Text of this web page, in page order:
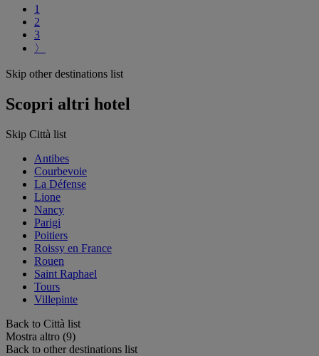
1
2
3
〉
Skip other destinations list
Scopri altri hotel
Skip Città list
Antibes
Courbevoie
La Défense
Lione
Nancy
Parigi
Poitiers
Roissy en France
Rouen
Saint Raphael
Tours
Villepinte
Back to Città list
Mostra altro (9)
Back to other destinations list